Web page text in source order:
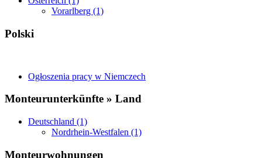
Vorarlberg (1)
Polski
Ogłoszenia pracy w Niemczech
Monteurunterkünfte » Land
Deutschland (1)
Nordrhein-Westfalen (1)
Monteurwohnungen